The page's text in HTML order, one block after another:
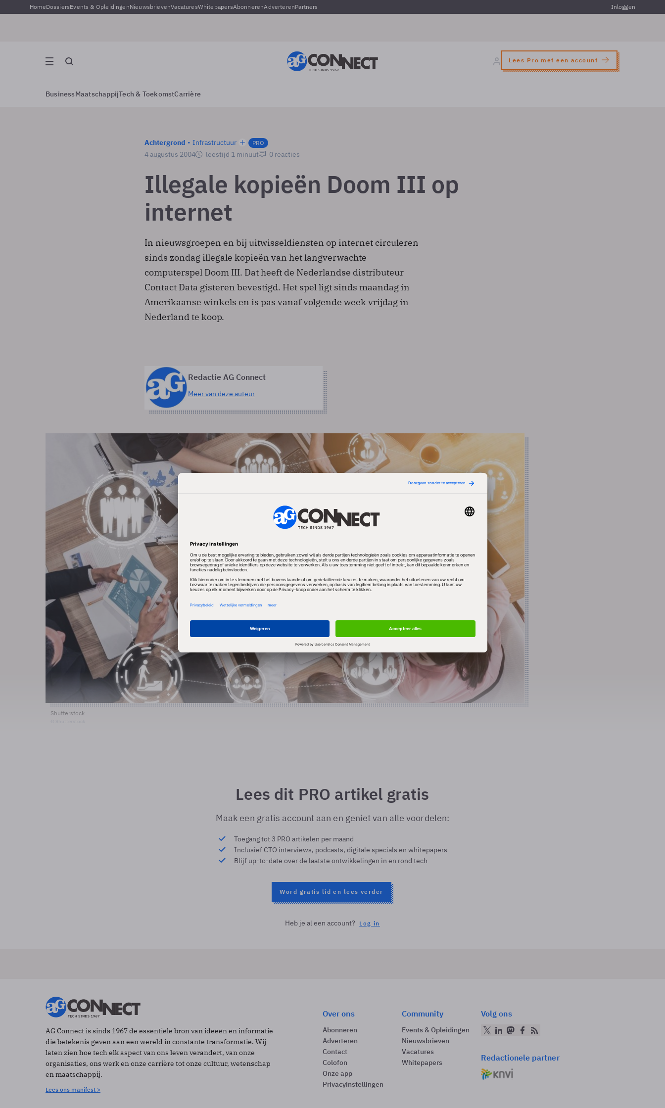
HomeDossiersEvents & OpleidingenNieuwsbrievenVacaturesWhitepapersAbonnerenAdverterenPartners Inloggen
Lees Pro met een account
BusinessMaatschappijTech & ToekomstCarrière
Achtergrond Infrastructuur PRO
4 augustus 2004 leestijd 1 minuut 0 reacties
Illegale kopieën Doom III op
internet
In nieuwsgroepen en bij uitwisseldiensten op internet circuleren
sinds zondag illegale kopieën van het langverwachte
computerspel Doom III. Dat heeft de Nederlandse distributeur
Contact Data gisteren bevestigd. Het spel ligt sinds maandag in
Amerikaanse winkels en is pas vanaf volgende week vrijdag in
Nederland te koop.
Redactie AG Connect
Meer van deze auteur
Shutterstock
Lees dit PRO artikel gratis
Maak een gratis account aan en geniet van alle voordelen:
Toegang tot 3 PRO artikelen per maand
Inclusief CTO interviews, podcasts, digitale specials en whitepapers
Blijf up-to-date over de laatste ontwikkelingen in en rond tech
Word gratis lid en lees verder
Heb je al een account? Log in
AG Connect is sinds 1967 de essentiële bron van ideeën en informatie
die betekenis geven aan een wereld in constante transformatie. Wij
laten zien hoe tech elk aspect van ons leven verandert, van onze
organisaties, ons werk en onze carrière tot onze cultuur, wetenschap
en maatschappij.
Lees ons manifest >
Over ons
Abonneren
Adverteren
Contact
Colofon
Onze app
Privacyinstellingen
Community
Events & Opleidingen
Nieuwsbrieven
Vacatures
Whitepapers
Volg ons
Redactionele partner